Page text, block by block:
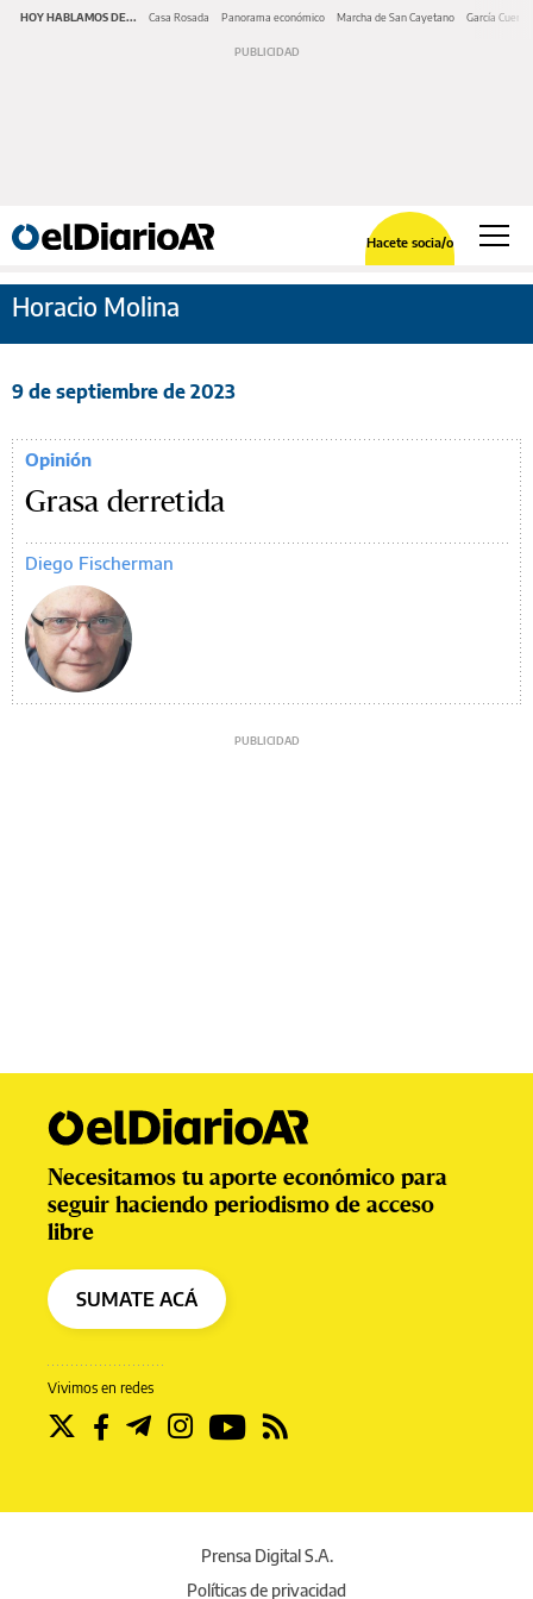
HOY HABLAMOS DE... Casa Rosada Panorama económico Marcha de San Cayetano García Cuerva
Hacete socia/o
Horacio Molina
9 de septiembre de 2023
Opinión
Grasa derretida
Diego Fischerman
Vivimos en redes
Necesitamos tu aporte económico para
seguir haciendo periodismo de acceso
libre
SUMATE ACÁ
Prensa Digital S.A.
Políticas de privacidad